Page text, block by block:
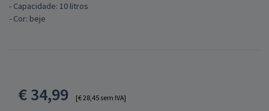
- Capacidade: 10 litros
- Cor: beje
€34,99 [€ 28,45 sem IVA]